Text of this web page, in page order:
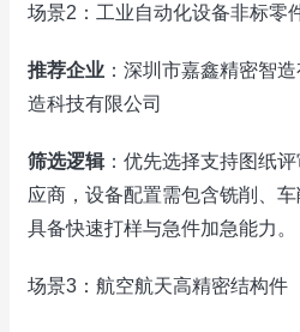
场景2：工业自动化设备非标零
推荐企业 ：深圳市嘉鑫精密智
造科技有限公司
筛选逻辑：优先选择支持图纸
应商，设备配置需包含铣削、
具备快速打样与急件加急能力。
场景3：航空航天高精密结构件